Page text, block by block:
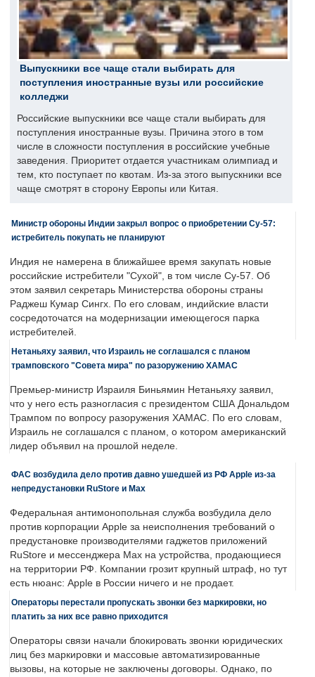
Выпускники все чаще стали выбирать для
поступления иностранные вузы или российские
колледжи
Российские выпускники все чаще стали выбирать для
поступления иностранные вузы. Причина этого в том
числе в сложности поступления в российские учебные
заведения. Приоритет отдается участникам олимпиад и
тем, кто поступает по квотам. Из-за этого выпускники все
чаще смотрят в сторону Европы или Китая.
Министр обороны Индии закрыл вопрос о приобретении Су-57:
истребитель покупать не планируют
Индия не намерена в ближайшее время закупать новые
российские истребители "Сухой", в том числе Су-57. Об
этом заявил секретарь Министерства обороны страны
Раджеш Кумар Сингх. По его словам, индийские власти
сосредоточатся на модернизации имеющегося парка
истребителей.
Нетаньяху заявил, что Израиль не соглашался с планом
трамповского "Совета мира" по разоружению ХАМАС
Премьер-министр Израиля Биньямин Нетаньяху заявил,
что у него есть разногласия с президентом США Дональдом
Трампом по вопросу разоружения ХАМАС. По его словам,
Израиль не соглашался с планом, о котором американский
лидер объявил на прошлой неделе.
ФАС возбудила дело против давно ушедшей из РФ Apple из-за
непредустановки RuStore и Max
Федеральная антимонопольная служба возбудила дело
против корпорации Apple за неисполнения требований о
предустановке производителями гаджетов приложений
RuStore и мессенджера Max на устройства, продающиеся
на территории РФ. Компании грозит крупный штраф, но тут
есть нюанс: Apple в России ничего и не продает.
Операторы перестали пропускать звонки без маркировки, но
платить за них все равно приходится
Операторы связи начали блокировать звонки юридических
лиц без маркировки и массовые автоматизированные
вызовы, на которые не заключены договоры. Однако, по